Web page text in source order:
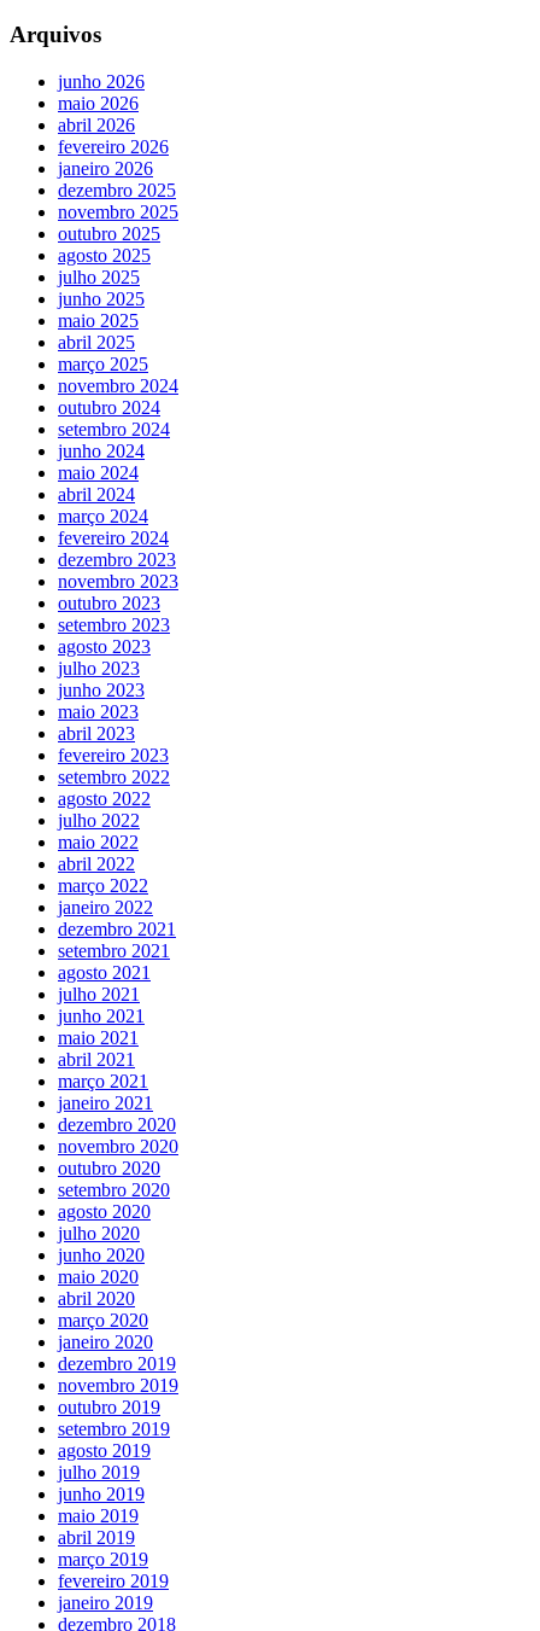
Arquivos
junho 2026
maio 2026
abril 2026
fevereiro 2026
janeiro 2026
dezembro 2025
novembro 2025
outubro 2025
agosto 2025
julho 2025
junho 2025
maio 2025
abril 2025
março 2025
novembro 2024
outubro 2024
setembro 2024
junho 2024
maio 2024
abril 2024
março 2024
fevereiro 2024
dezembro 2023
novembro 2023
outubro 2023
setembro 2023
agosto 2023
julho 2023
junho 2023
maio 2023
abril 2023
fevereiro 2023
setembro 2022
agosto 2022
julho 2022
maio 2022
abril 2022
março 2022
janeiro 2022
dezembro 2021
setembro 2021
agosto 2021
julho 2021
junho 2021
maio 2021
abril 2021
março 2021
janeiro 2021
dezembro 2020
novembro 2020
outubro 2020
setembro 2020
agosto 2020
julho 2020
junho 2020
maio 2020
abril 2020
março 2020
janeiro 2020
dezembro 2019
novembro 2019
outubro 2019
setembro 2019
agosto 2019
julho 2019
junho 2019
maio 2019
abril 2019
março 2019
fevereiro 2019
janeiro 2019
dezembro 2018